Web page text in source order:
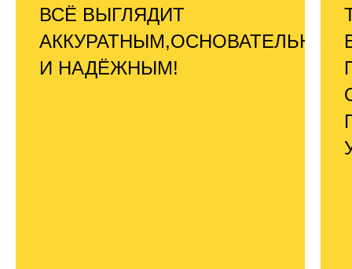
ВСЁ ВЫГЛЯДИТ
АККУРАТНЫМ,ОСНОВАТЕЛЬНЫМ
И НАДЁЖНЫМ!